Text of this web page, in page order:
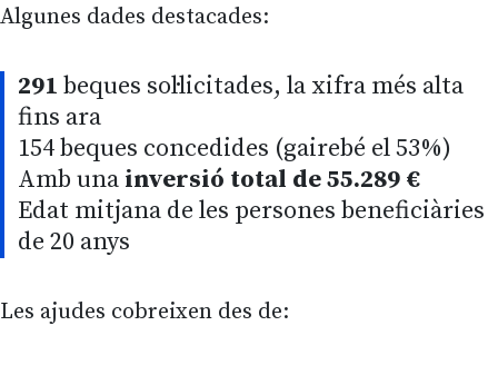
Algunes dades destacades:
291 beques sol·licitades, la xifra més alta
fins ara
154 beques concedides (gairebé el 53%)
Amb una inversió total de 55.289 €
Edat mitjana de les persones beneficiàries
de 20 anys
Les ajudes cobreixen des de: